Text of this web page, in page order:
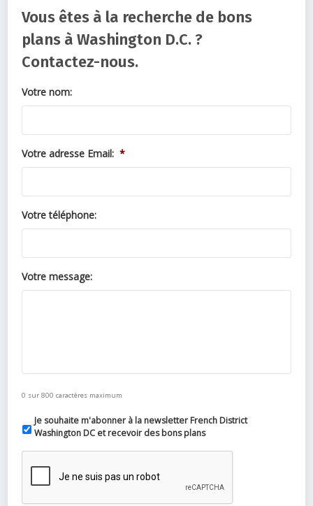
Vous êtes à la recherche de bons
plans à Washington D.C. ?
Contactez-nous.
Votre nom:
Votre adresse Email: *
Votre téléphone:
Votre message:
0 sur 800 caractères maximum
Je souhaite m'abonner à la newsletter French District
Washington DC et recevoir des bons plans